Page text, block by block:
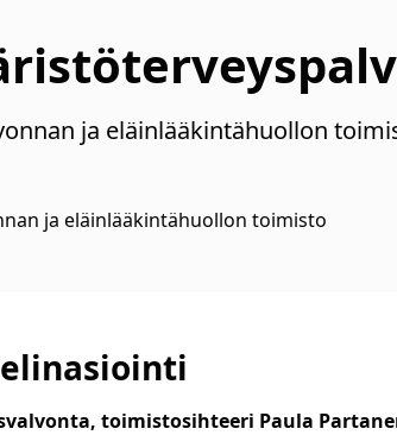
ja eläinlääkintähuollon
ja eläinlääkintähuollon toimisto
toimistosihteeri Paula